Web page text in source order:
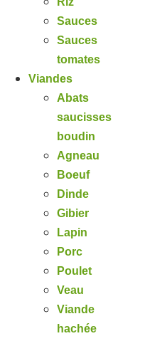
Sauces
Sauces
tomates
Viandes
Abats
saucisses
boudin
Agneau
Boeuf
Dinde
Gibier
Lapin
Porc
Poulet
Veau
Viande
hachée